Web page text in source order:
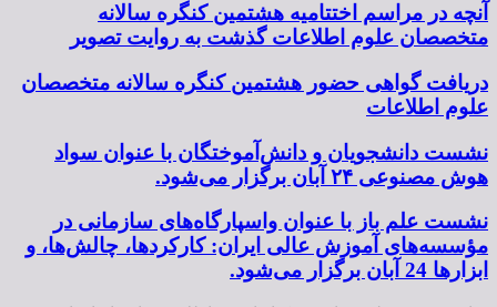
آنچه در مراسم اختتامیه هشتمین کنگره سالانه
متخصصان علوم اطلاعات گذشت به روایت تصویر
دریافت گواهی حضور هشتمین کنگره سالانه متخصصان
علوم اطلاعات
نشست دانشجویان و دانش‌آموختگان با عنوان سواد
هوش مصنوعی ۲۴ آبان برگزار می‌شود.
نشست علم باز با عنوان واسپارگاه‌های سازمانی در
مؤسسه‌های آموزش عالی ایران: کارکردها، چالش‌ها، و
ابزارها 24 آبان برگزار می‌شود.